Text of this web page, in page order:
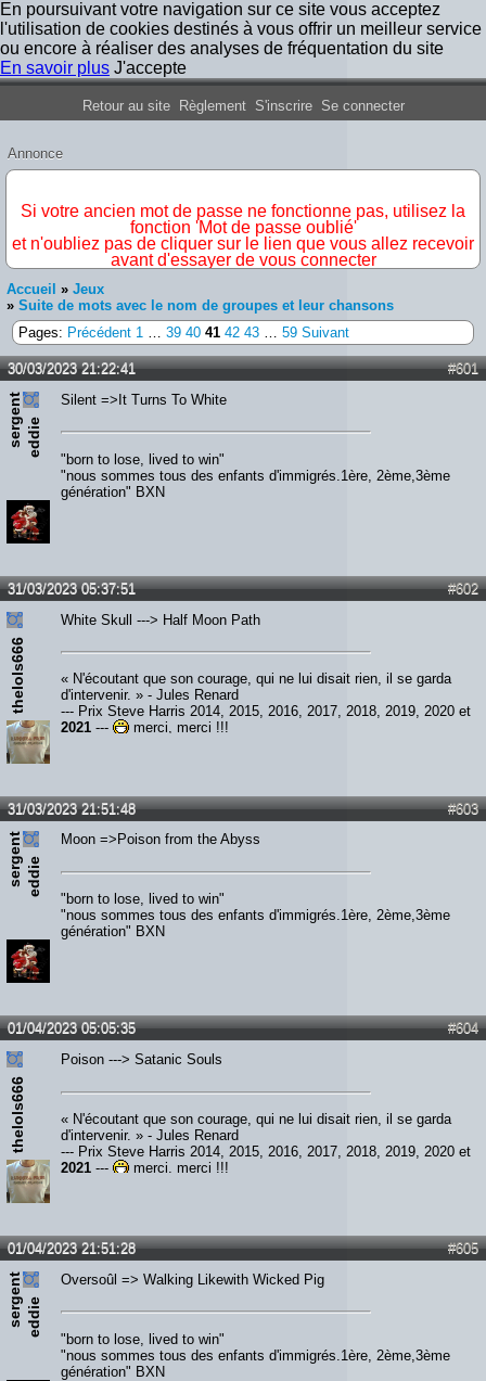
En poursuivant votre navigation sur ce site vous acceptez
l'utilisation de cookies destinés à vous offrir un meilleur service
ou encore à réaliser des analyses de fréquentation du site
En savoir plus J'accepte
Forum Iron Maiden France
Retour au site Règlement S'inscrire Se connecter
Annonce
Si votre ancien mot de passe ne fonctionne pas, utilisez la
fonction 'Mot de passe oublié'
et n'oubliez pas de cliquer sur le lien que vous allez recevoir
avant d'essayer de vous connecter
Accueil » Jeux
» Suite de mots avec le nom de groupes et leur chansons
Pages: Précédent 1 … 39 40 41 42 43 … 59 Suivant
#601
30/03/2023 21:22:41
s
e
rg
e
n
t
e
d
d
ie
Silent =>It Turns To White
"born to lose, lived to win"
"nous sommes tous des enfants d'immigrés.1ère, 2ème,3ème
génération" BXN
#602
31/03/2023 05:37:51
thelols666
White Skull ---> Half Moon Path
« N'écoutant que son courage, qui ne lui disait rien, il se garda
d'intervenir. » - Jules Renard
--- Prix Steve Harris 2014, 2015, 2016, 2017, 2018, 2019, 2020 et
2021 --- merci, merci !!!
#603
31/03/2023 21:51:48
s
e
rg
e
n
t
e
d
d
ie
Moon =>Poison from the Abyss
"born to lose, lived to win"
"nous sommes tous des enfants d'immigrés.1ère, 2ème,3ème
génération" BXN
#604
01/04/2023 05:05:35
thelols666
Poison ---> Satanic Souls
« N'écoutant que son courage, qui ne lui disait rien, il se garda
d'intervenir. » - Jules Renard
--- Prix Steve Harris 2014, 2015, 2016, 2017, 2018, 2019, 2020 et
2021 --- merci, merci !!!
#605
01/04/2023 21:51:28
s
e
rg
e
n
t
e
d
d
ie
Oversoûl => Walking Likewith Wicked Pig
"born to lose, lived to win"
"nous sommes tous des enfants d'immigrés.1ère, 2ème,3ème
génération" BXN